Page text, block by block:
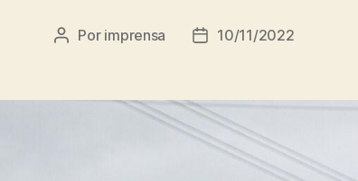
Autor
Por imprensa
Data10/11/2022